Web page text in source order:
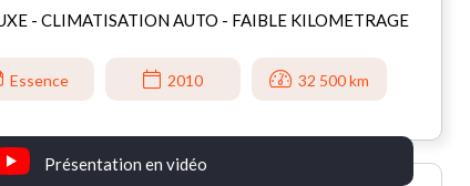
- CLIMATISATION AUTO - FAIBLE KILOMETRAGE
Essence 2010 32 500 km
Présentation en vidéo